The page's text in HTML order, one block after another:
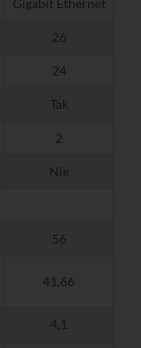
26
24
Tak
2
Nie
56
41,66
4,1